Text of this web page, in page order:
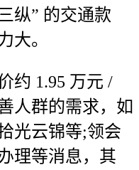
纵” 的交通款
大。
1.95 万元 /
人群的需求，如
光云锦等;领会
理等消息，其